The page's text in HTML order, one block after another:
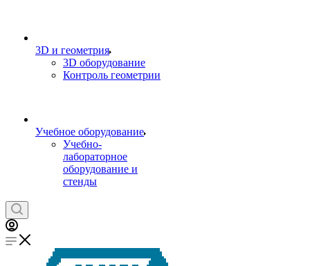
3D и геометрия
3D оборудование
Контроль геометрии
Учебное оборудование
Учебно-
лабораторное
оборудование и
стенды